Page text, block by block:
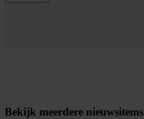
Bekijk meerdere nieuwsitems